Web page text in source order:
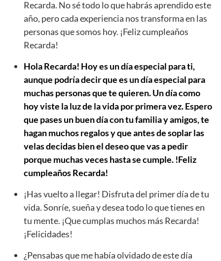
Recarda. No sé todo lo que habrás aprendido este
año, pero cada experiencia nos transforma en las
personas que somos hoy. ¡Feliz cumpleaños
Recarda!
Hola Recarda! Hoy es un día especial para ti,
aunque podría decir que es un día especial para
muchas personas que te quieren. Un día como
hoy viste la luz de la vida por primera vez. Espero
que pases un buen día con tu familia y amigos, te
hagan muchos regalos y que antes de soplar las
velas decidas bien el deseo que vas a pedir
porque muchas veces hasta se cumple. !Feliz
cumpleaños Recarda!
¡Has vuelto a llegar! Disfruta del primer día de tu
vida. Sonríe, sueña y desea todo lo que tienes en
tu mente. ¡Que cumplas muchos más Recarda!
¡Felicidades!
¿Pensabas que me había olvidado de este día